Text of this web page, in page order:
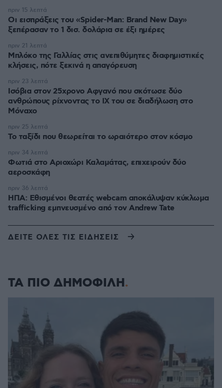
Οι εισπράξεις του «Spider-Man: Brand New Day»
ξεπέρασαν το 1 δισ. δολάρια σε έξι ημέρες
πριν 15 λεπτά
Μπλόκο της Γαλλίας στις ανεπιθύμητες διαφημιστικές
κλήσεις, πότε ξεκινά η απαγόρευση
πριν 21 λεπτά
Ισόβια στον 25χρονο Αφγανό που σκότωσε δύο
ανθρώπους ρίχνοντας το ΙΧ του σε διαδήλωση στο
Μόναχο
πριν 23 λεπτά
Το ταξίδι που θεωρείται το ωραιότερο στον κόσμο
πριν 25 λεπτά
Φωτιά στο Αριοχώρι Καλαμάτας, επιχειρούν δύο
αεροσκάφη
πριν 34 λεπτά
ΗΠΑ: Εθισμένοι θεατές webcam αποκάλυψαν κύκλωμα
trafficking εμπνευσμένο από τον Andrew Tate
πριν 36 λεπτά
ΔΕΙΤΕ ΟΛΕΣ ΤΙΣ ΕΙΔΗΣΕΙΣ
ΤΑ ΠΙΟ ΔΗΜΟΦΙΛΗ